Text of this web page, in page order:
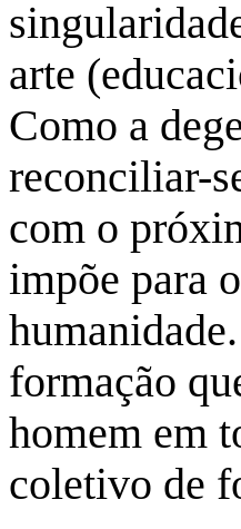
arte
Como a
reconciliar-
com o
impõe para
formação
homem em
coletivo de